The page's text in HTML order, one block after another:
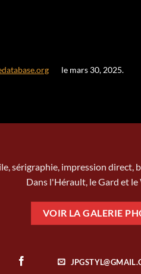
le mars 30, 2025.
sérigraphie, impression direct,
Dans l'Hérault, le Gard et le
VOIR LA GALERIE